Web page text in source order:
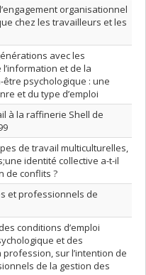
organisationnel
chez les travailleurs et les
avec les
et de la
psychologique : une
et du type d’emploi
à la raffinerie Shell de
de travail multiculturelles,
identité collective a-t-il
de conflits ?
et professionnels de
conditions d’emploi
et des
profession, sur l’intention de
de la gestion des